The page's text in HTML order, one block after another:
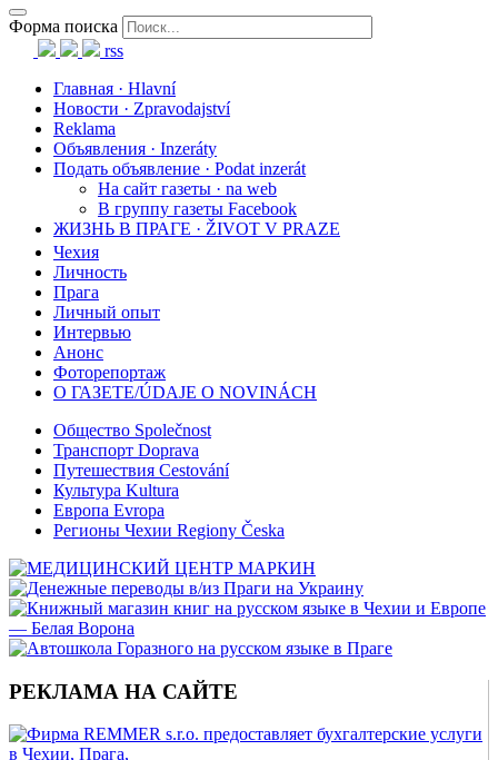
Форма поиска
rss
Главная · Hlavní
Новости · Zpravodajství
Reklama
Объявления · Inzeráty
Подать объявление · Podat inzerát
На сайт газеты · na web
В группу газеты Facebook
ЖИЗНЬ В ПРАГЕ · ŽIVOT V PRAZE
Чехия
Личность
Прага
Личный опыт
Интервью
Анонс
Фоторепортаж
О ГАЗЕТЕ/ÚDAJE O NOVINÁCH
Общество Společnost
Транспорт Doprava
Путешествия Cestování
Культура Kultura
Европа Evropa
Регионы Чехии Regiony Česka
РЕКЛАМА НА САЙТЕ